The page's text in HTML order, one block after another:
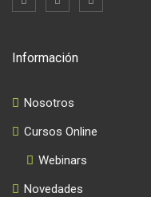
Información
Nosotros
Cursos Online
Webinars
Novedades